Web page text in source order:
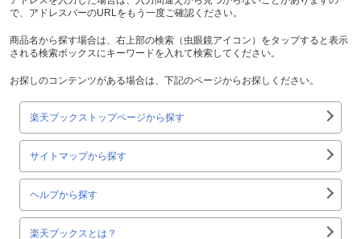
で、アドレスバーのURLをもう一度ご確認ください。
商品名から探す場合は、右上部の検索（虫眼鏡アイコン）をタップすると表示
される検索ボックスにキーワードを入れて検索してください。
お探しのコンテンツがある場合は、下記のページからお探しください。
楽天ブックストップページから探す
サイトマップから探す
ヘルプから探す
楽天ブックスとは？